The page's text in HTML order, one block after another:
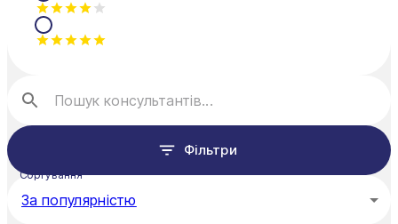
Павлоград
Рівне
Тернопіль
Ужгород
Фільтри
Сортування
За популярністю